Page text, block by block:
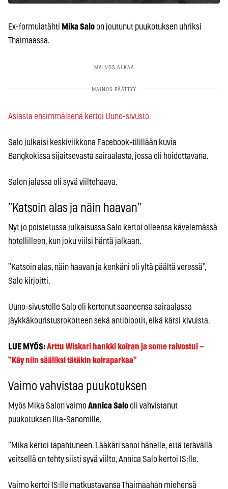
Ex-formulatähti Mika Salo on joutunut puukotuksen uhriksi
Thaimaassa.
Asiasta ensimmäisenä kertoi Uuno-sivusto.
Salo julkaisi keskiviikkona Facebook-tilillään kuvia
Bangkokissa sijaitsevasta sairaalasta, jossa oli hoidettavana.
Salon jalassa oli syvä viiltohaava.
”Katsoin alas ja näin haavan”
Nyt jo poistetussa julkaisussa Salo kertoi olleensa kävelemässä
hotellilleen, kun joku viilsi häntä jalkaan.
”Katsoin alas, näin haavan ja kenkäni oli yltä päältä veressä”,
Salo kirjoitti.
Uuno-sivustolle Salo oli kertonut saaneensa sairaalassa
jäykkäkouristusrokotteen sekä antibiootit, eikä kärsi kivuista.
LUE MYÖS:Arttu Wiskari hankki koiran ja some raivostui –
”Käy niin sääliksi tätäkin koiraparkaa”
Vaimo vahvistaa puukotuksen
Myös Mika Salon vaimo Annica Salo oli vahvistanut
puukotuksen Ilta-Sanomille.
”Mika kertoi tapahtuneen. Lääkäri sanoi hänelle, että terävällä
veitsellä on tehty siisti syvä viilto, Annica Salo kertoi IS:lle.
Vaimo kertoi IS:lle matkustavansa Thaimaahan miehensä